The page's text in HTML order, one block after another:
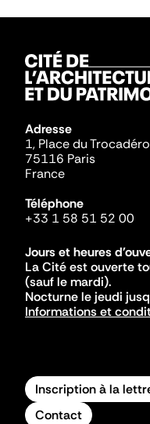
Adresse
1, Place du
75116 Paris
France
Téléphone
+33 1 58 51 52 00
Jours et heures
La Cité est ouverte
(sauf le mardi).
Nocturne le jeudi
Informations et
Inscription à la
Contact